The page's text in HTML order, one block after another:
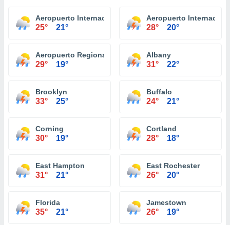
Aeropuerto Internacional Niagara Falls
25° 21°
Aeropuerto
28° 20°
Aeropuerto Regional Ithaca Tompkins
29° 19°
Albany
31° 22°
Brooklyn
33° 25°
Buffalo
24° 21°
Corning
30° 19°
Cortland
28° 18°
East Hampton
31° 21°
East Rochester
26° 20°
Florida
35° 21°
Jamestown
26° 19°